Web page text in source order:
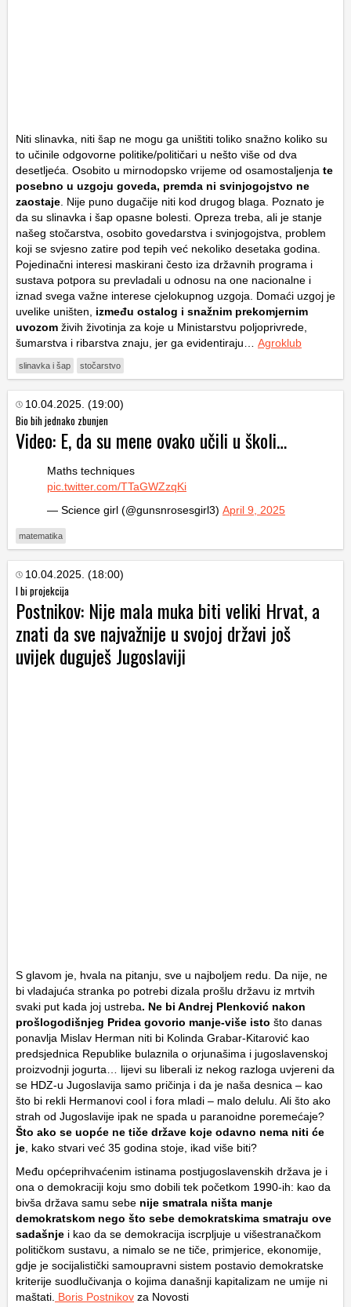
Niti slinavka, niti šap ne mogu ga uništiti toliko snažno koliko su
to učinile odgovorne politike/političari u nešto više od dva
desetljeća. Osobito u mirnodopsko vrijeme od osamostaljenja te
posebno u uzgoju goveda, premda ni svinjogojstvo ne
zaostaje . Nije puno dugačije niti kod drugog blaga. Poznato je
da su slinavka i šap opasne bolesti. Opreza treba, ali je stanje
našeg stočarstva, osobito govedarstva i svinjogojstva, problem
koji se svjesno zatire pod tepih već nekoliko desetaka godina.
Pojedinačni interesi maskirani često iza državnih programa i
sustava potpora su prevladali u odnosu na one nacionalne i
iznad svega važne interese cjelokupnog uzgoja. Domaći uzgoj je
uvelike uništen,
između ostalog i snažnim prekomjernim
uvozom živih životinja za koje u Ministarstvu poljoprivrede,
šumarstva i ribarstva znaju, jer ga evidentiraju… Agroklub
slinavka i šap stočarstvo
10.04.2025. (19:00)
Bio bih jednako zbunjen
Video: E, da su mene ovako učili u školi…
Maths techniques
pic.twitter.com/TTaGWZzqKi
— Science girl (@gunsnrosesgirl3) April 9, 2025
matematika
10.04.2025. (18:00)
I bi projekcija
Postnikov: Nije mala muka biti veliki Hrvat, a
znati da sve najvažnije u svojoj državi još
uvijek duguješ Jugoslaviji
S glavom je, hvala na pitanju, sve u najboljem redu. Da nije, ne
bi vladajuća stranka po potrebi dizala prošlu državu iz mrtvih
svaki put kada joj ustreba. Ne bi Andrej Plenković nakon
prošlogodišnjeg Pridea govorio manje-više isto što danas
ponavlja Mislav Herman niti bi Kolinda Grabar-Kitarović kao
predsjednica Republike bulaznila o orjunašima i jugoslavenskoj
proizvodnji jogurta… lijevi su liberali iz nekog razloga uvjereni da
se HDZ-u Jugoslavija samo pričinja i da je naša desnica – kao
što bi rekli Hermanovi cool i fora mladi – malo delulu. Ali što ako
strah od Jugoslavije ipak ne spada u paranoidne poremećaje?
Što ako se uopće ne tiče države koje odavno nema niti će
je , kako stvari već 35 godina stoje, ikad više biti?
Među općeprihvaćenim istinama postjugoslavenskih država je i
ona o demokraciji koju smo dobili tek početkom 1990-ih: kao da
bivša država samu sebe nije smatrala ništa manje
demokratskom nego što sebe demokratskima smatraju ove
sadašnje i kao da se demokracija iscrpljuje u višestranačkom
političkom sustavu, a nimalo se ne tiče, primjerice, ekonomije,
gdje je socijalistički samoupravni sistem postavio demokratske
kriterije suodlučivanja o kojima današnji kapitalizam ne umije ni
maštati. Boris Postnikov za Novosti